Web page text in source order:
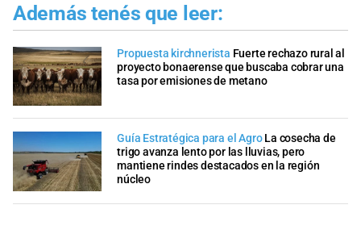
Además tenés que leer:
Propuesta kirchnerista Fuerte rechazo rural al
proyecto bonaerense que buscaba cobrar una
tasa por emisiones de metano
Guía Estratégica para el Agro La cosecha de
trigo avanza lento por las lluvias, pero
mantiene rindes destacados en la región
núcleo